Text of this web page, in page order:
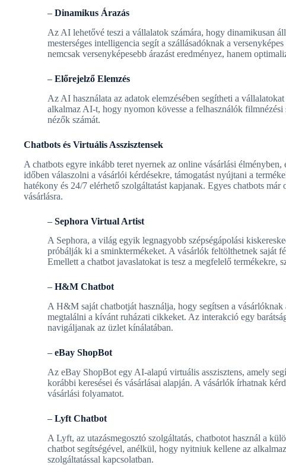
– Dinamikus Árazás
Az AI lehetővé teszi a vállalatok számára, hogy dinamikusan
mesterséges intelligencia segít a szállásadóknak a
nemcsak versenyképesebb árazást eredményez, hanem
– Előrejelző Elemzés
Az AI használata az adatok elemzésében segítheti a
alkalmaz AI-t, hogy nyomon kövesse a felhasználók filmnézési
nézők számát.
Chatbots és Virtuális Asszisztensek
A chatbots egyre inkább teret nyernek az online vásárlási
időben válaszolni a vásárlói kérdésekre, támogatást nyújtani a
hatékony és 24/7 elérhető szolgáltatást kapjanak. Egyes chatbots
vásárlásra.
– Sephora Virtual Artist
A Sephora, a világ egyik legnagyobb szépségápolási
próbálják ki a sminktermékeket. A vásárlók feltölthetnek saját
Emellett a chatbot javaslatokat is tesz a megfelelő termékekre,
– H&M Chatbot
A H&M saját chatbotját használja, hogy segítsen a
megtalálni a kívánt ruházati cikkeket. Az interakció egy
navigáljanak az üzlet kínálatában.
– eBay ShopBot
Az eBay ShopBot egy AI-alapú virtuális asszisztens, amely
korábbi keresései és vásárlásai alapján. A vásárlók írhatnak
vásárlási folyamatot.
– Lyft Chatbot
A Lyft, az utazásmegosztó szolgáltatás, chatbotot használ a
chatbot segítségével, anélkül, hogy nyitniuk kellene az
szolgáltatással kapcsolatban.